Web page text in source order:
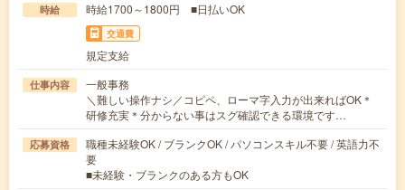
時給 時給1700～1800円 ■日払いOK
交通費
規定支給
仕事内容
一般事務
＼難しい操作ナシ／コピペ、ローマ字入力が出来ればOK＊
研修充実＊分からない事はスグ確認できる環境です…
応募資格
職種未経験OK / ブランクOK / パソコンスキル不要 / 英語力不
要
■未経験・ブランクのある方もOK